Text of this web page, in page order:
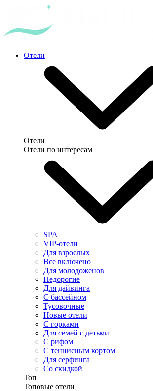
Отели
Отели
Отели по интересам
SPA
VIP-отели
Для взрослых
Все включено
Для молодоженов
Недорогие
Для дайвинга
С бассейном
Тусовочные
Новые отели
С горками
Для семей с детьми
С рифом
С теннисным кортом
Для серфинга
Со скидкой
Топ
Топовые отели